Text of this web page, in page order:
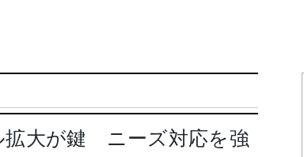
大が鍵 ニーズ対応を強